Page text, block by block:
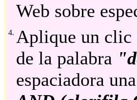
Web sobre
4. Aplique un clic
de la palabra
espaciadora